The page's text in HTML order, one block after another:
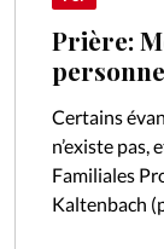
Prière:
Certains
n’existe pas,
Familiales
Kaltenbach